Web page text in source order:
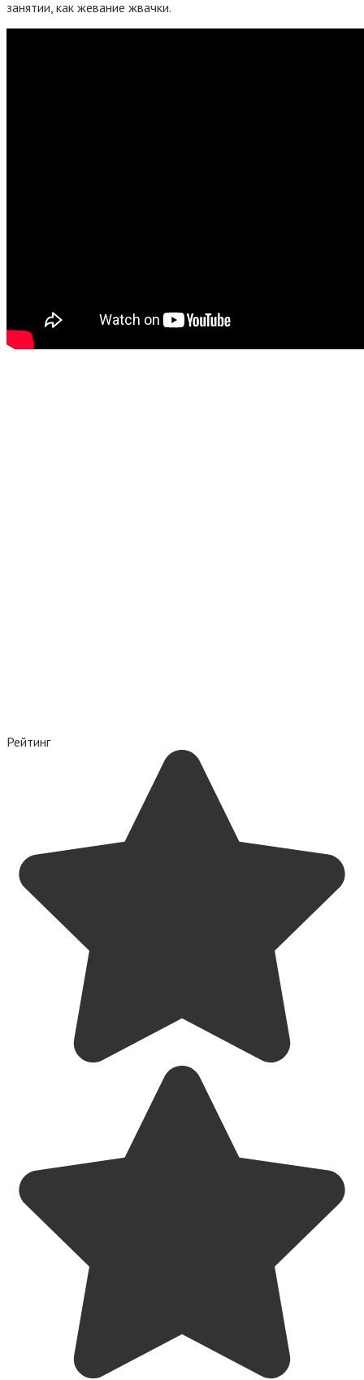
занятии, как жевание жвачки.
Рейтинг